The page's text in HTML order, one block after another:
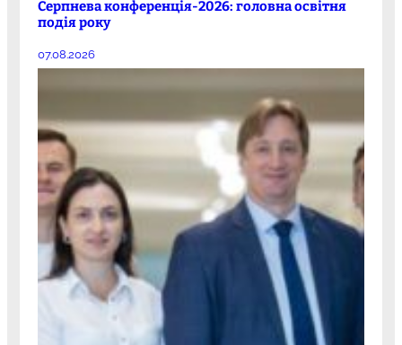
Серпнева конференція-2026: головна освітня
подія року
07.08.2026